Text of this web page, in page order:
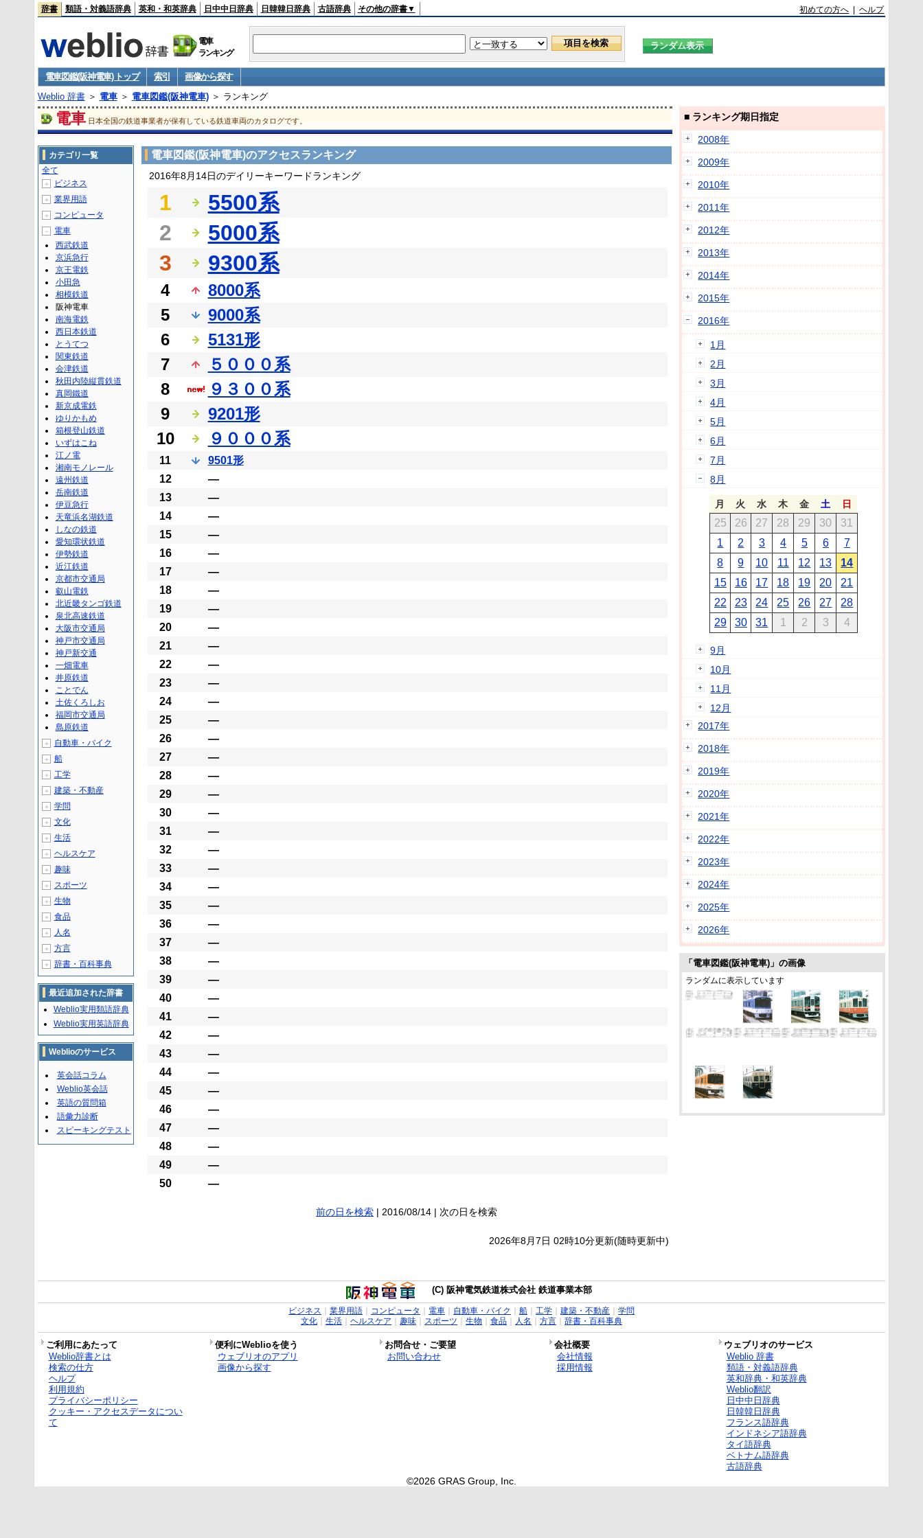
辞書 類語・対義語辞典 英和・和英辞典 日中中日辞典 日韓韓日辞典 古語辞典 その他の辞書▼ 初めての方へ |ヘルプ
電車
ランキング
電車図鑑(阪神電車) トップ 索引
画像から探す
Weblio 辞書＞ 電車＞ 電車図鑑(阪神電車)＞ ランキング
電車 日本全国の鉄道事業者が保有している鉄道車両のカタログです。
電車図鑑(阪神電車)のアクセスランキング
2016年8月14日のデイリーキーワードランキング
1
5500系
2
5000系
3
9300系
4
8000系
5
9000系
6
5131形
7
５０００系
8
９３００系
9
9201形
10
９０００系
11
9501形
12
―
13
―
14
―
15
―
16
―
17
―
18
―
19
―
20
―
21
―
22
―
23
―
24
―
25
―
26
―
27
―
28
―
29
―
30
―
31
―
32
―
33
―
34
―
35
―
36
―
37
―
38
―
39
―
40
―
41
―
42
―
43
―
44
―
45
―
46
―
47
―
48
―
49
―
50
―
前の日を検索| 2016/08/14 | 次の日を検索
2026年8月7日 02時10分更新(随時更新中)
カテゴリ一覧
全て
＋ ビジネス
＋ 業界用語
＋ コンピュータ
－
電車
西武鉄道
京浜急行
京王電鉄
小田急
相模鉄道
阪神電車
南海電鉄
西日本鉄道
とうてつ
関東鉄道
会津鉄道
秋田内陸縦貫鉄道
真岡鐵道
新京成電鉄
ゆりかもめ
箱根登山鉄道
いずはこね
江ノ電
湘南モノレール
遠州鉄道
岳南鉄道
伊豆急行
天竜浜名湖鉄道
しなの鉄道
愛知環状鉄道
伊勢鉄道
近江鉄道
京都市交通局
叡山電鉄
北近畿タンゴ鉄道
泉北高速鉄道
大阪市交通局
神戸市交通局
神戸新交通
一畑電車
井原鉄道
ことでん
土佐くろしお
福岡市交通局
島原鉄道
＋ 自動車・バイク
＋ 船
＋ 工学
＋ 建築・不動産
＋ 学問
＋ 文化
＋ 生活
＋ ヘルスケア
＋ 趣味
＋ スポーツ
＋ 生物
＋ 食品
＋ 人名
＋ 方言
＋ 辞書・百科事典
最近追加された辞書
Weblio実用類語辞典
Weblio実用英語辞典
Weblioのサービス
英会話コラム
Weblio英会話
英語の質問箱
語彙力診断
スピーキングテスト
■ ランキング期日指定
2008年
2009年
2010年
2011年
2012年
2013年
2014年
2015年
2016年
1月
2月
3月
4月
5月
6月
7月
8月
月 火 水 木 金 土 日
25 26 27 28 29 30
31
1
2 3 4 5 6
7
8
9 10 11 12 13
14
15
16 17 18 19 20
21
22
23 24 25 26 27
28
29
30 31 1 2 3 4
9月
10月
11月
12月
2017年
2018年
2019年
2020年
2021年
2022年
2023年
2024年
2025年
2026年
「電車図鑑(阪神電車)」の画像
ランダムに表示しています
(C) 阪神電気鉄道株式会社 鉄道事業本部
ビジネス 業界用語｜ コンピュータ 電車｜ 自動車・バイク 船｜ 工学｜ 建築・不動産｜ 学問
文化｜ 生活｜ ヘルスケア 趣味｜ スポーツ 生物 食品｜ 人名 方言｜ 辞書・百科事典
ご利用にあたって 便利にWeblioを使う お問合せ・ご要望 会社概要
ウェブリオのサービス
Weblio辞書とは
検索の仕方
ヘルプ
利用規約
プライバシーポリシー
クッキー・アクセスデータについ
て
ウェブリオのアプリ
画像から探す
お問い合わせ
会社情報
採用情報
Weblio 辞書
類語・対義語辞典
英和辞典・和英辞典
Weblio翻訳
日中中日辞典
日韓韓日辞典
フランス語辞典
インドネシア語辞典
タイ語辞典
ベトナム語辞典
古語辞典
©2026 GRAS Group, Inc.